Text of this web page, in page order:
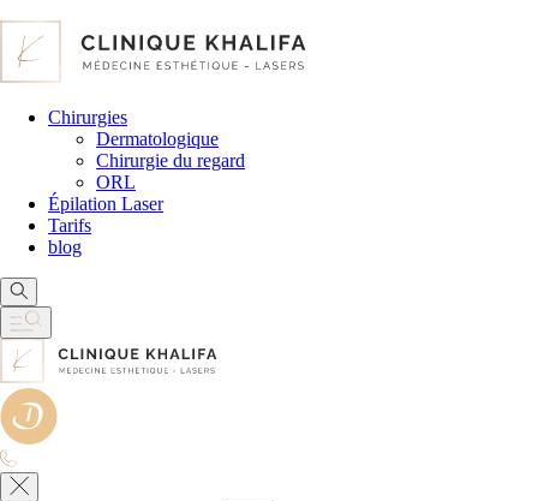
Chirurgies
Dermatologique
Chirurgie du regard
ORL
Épilation Laser
Tarifs
blog